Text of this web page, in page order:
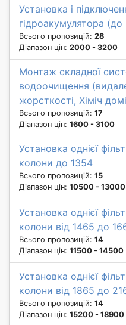
Установка і
гідроакумулятора (до
Всього пропозицій: 28
Діапазон цін: 2000 - 3200
Монтаж складної
водоочищення
жорсткості, Хіміч
Всього пропозицій: 17
Діапазон цін: 1600 - 3100
Установка однієї
колони до 1354
Всього пропозицій: 15
Діапазон цін: 10500 - 13000
Установка однієї
колони від 1465 до
Всього пропозицій: 14
Діапазон цін: 11500 - 14500
Установка однієї
колони від 1865 до
Всього пропозицій: 14
Діапазон цін: 15200 - 18900